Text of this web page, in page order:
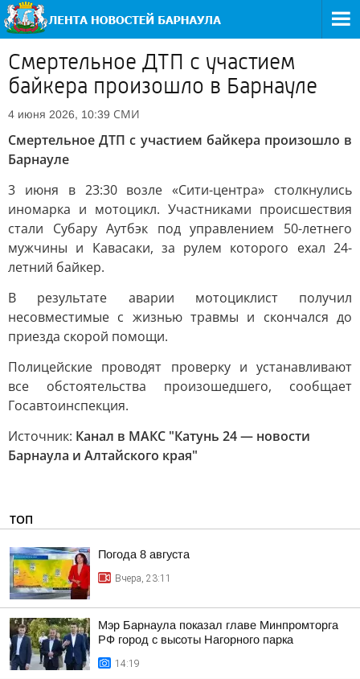
Смертельное ДТП с участием
байкера произошло в Барнауле
4 июня 2026, 10:39 СМИ
Смертельное ДТП с участием байкера произошло в
Барнауле
3 июня в 23:30 возле «Сити-центра» столкнулись
иномарка и мотоцикл. Участниками происшествия
стали Субару Аутбэк под управлением 50-летнего
мужчины и Кавасаки, за рулем которого ехал 24-
летний байкер.
В результате аварии мотоциклист получил
несовместимые с жизнью травмы и скончался до
приезда скорой помощи.
Полицейские проводят проверку и устанавливают
все обстоятельства произошедшего, сообщает
Госавтоинспекция.
Источник: Канал в МАКС "Катунь 24 — новости
Барнаула и Алтайского края"
ТОП
Погода 8 августа
Вчера, 23:11
Мэр Барнаула показал главе Минпромторга
РФ город с высоты Нагорного парка
14:19